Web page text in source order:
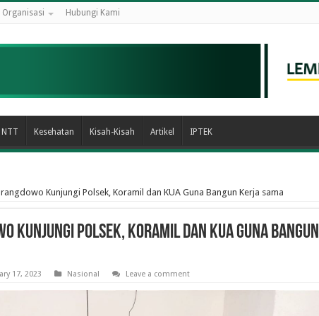
Organisasi Hubungi Kami
Kesehatan Kisah-Kisah Artikel IPTEK
Kunjungi Polsek, Koramil dan KUA Guna Bangun Kerja sama
Kunjungi Polsek, Koramil dan KUA Guna Bangun
17, 2023 Nasional Leave a comment